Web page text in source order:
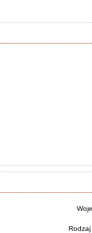
Rodzaj